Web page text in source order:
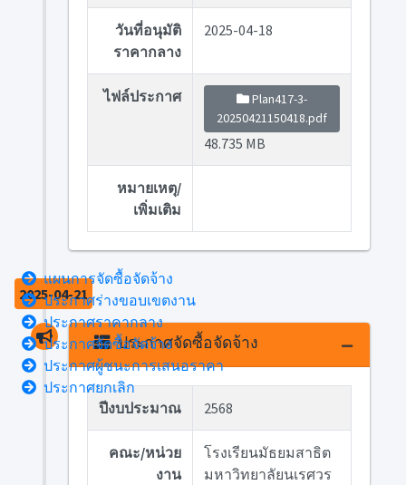
วันที่อนุมัติ
ราคากลาง
2025-04-18
ไฟล์ประกาศ
Plan417-3-
20250421150418.pdf
48.735 MB
หมายเหตุ/
เพิ่มเติม
2025-04-21
ประกาศจัดซื้อจัดจ้าง
ปีงบประมาณ 2568
คณะ/หน่วย
งาน
โรงเรียนมัธยมสาธิต
มหาวิทยาลัยนเรศวร
แผนการจัดซื้อจัดจ้าง
ประกาศร่างขอบเขตงาน
ประกาศราคากลาง
ประกาศจัดซื้อจัดจ้าง
ประกาศผู้ชนะการเสนอราคา
ประกาศยกเลิก